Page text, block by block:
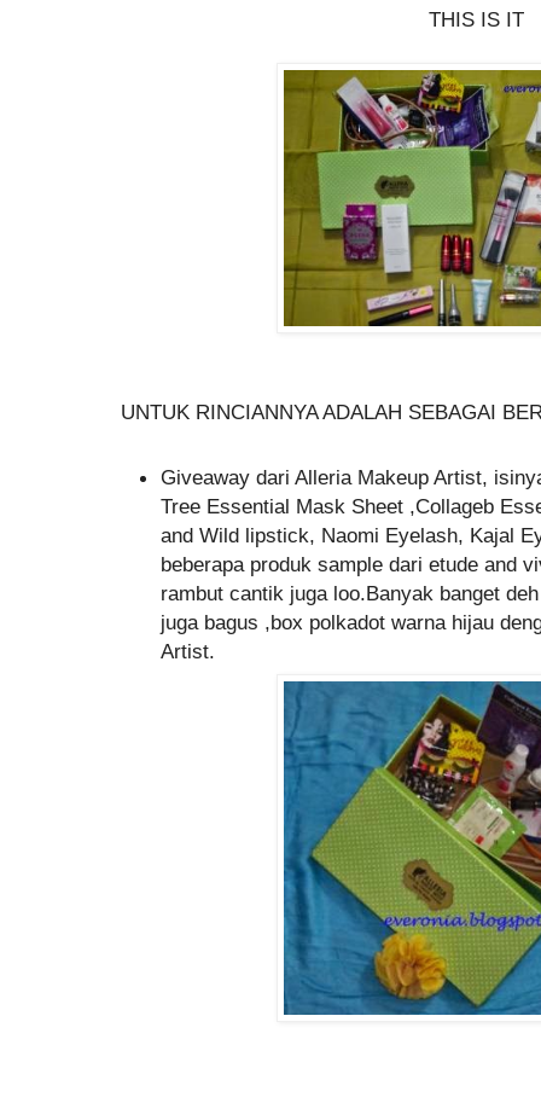
THIS IS IT
UNTUK RINCIANNYA ADALAH SEBAGAI
Giveaway dari Alleria Makeup Artist,
Tree Essential Mask Sheet ,Collageb
and Wild lipstick, Naomi Eyelash, Kajal
beberapa produk sample dari etude and
rambut cantik juga loo.Banyak banget
juga bagus ,box polkadot warna hijau
Artist.